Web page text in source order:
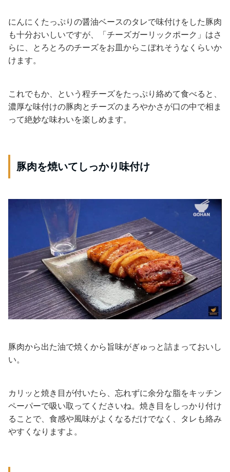
にんにくたっぷりの醤油ベースのタレで味付けをした豚肉
も十分おいしいですが、「チーズガーリックポーク」はさ
らに、とろとろのチーズをお皿からこぼれそうなくらいか
けます。
これでもか、という程チーズをたっぷり絡めて食べると、
濃厚な味付けの豚肉とチーズのまろやかさが口の中で相ま
って絶妙な味わいを楽しめます。
豚肉を焼いてしっかり味付け
豚肉から出た油で焼くから旨味がぎゅっと詰まっておいし
い。
カリッと焼き目が付いたら、忘れずに余分な脂をキッチン
ペーパーで吸い取ってくださいね。焼き目をしっかり付け
ることで、食感や風味がよくなるだけでなく、タレも絡み
やすくなりますよ。